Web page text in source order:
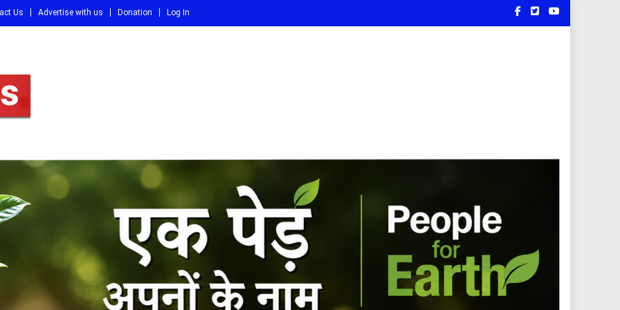
Us Advertise with us Donation Log In